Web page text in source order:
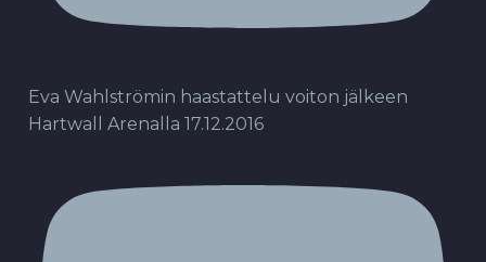
Eva Wahlströmin haastattelu voiton jälkeen
Hartwall Arenalla 17.12.2016